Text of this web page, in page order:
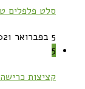
סלט פלפלים
5 בפברואר 2021
5
קציצות